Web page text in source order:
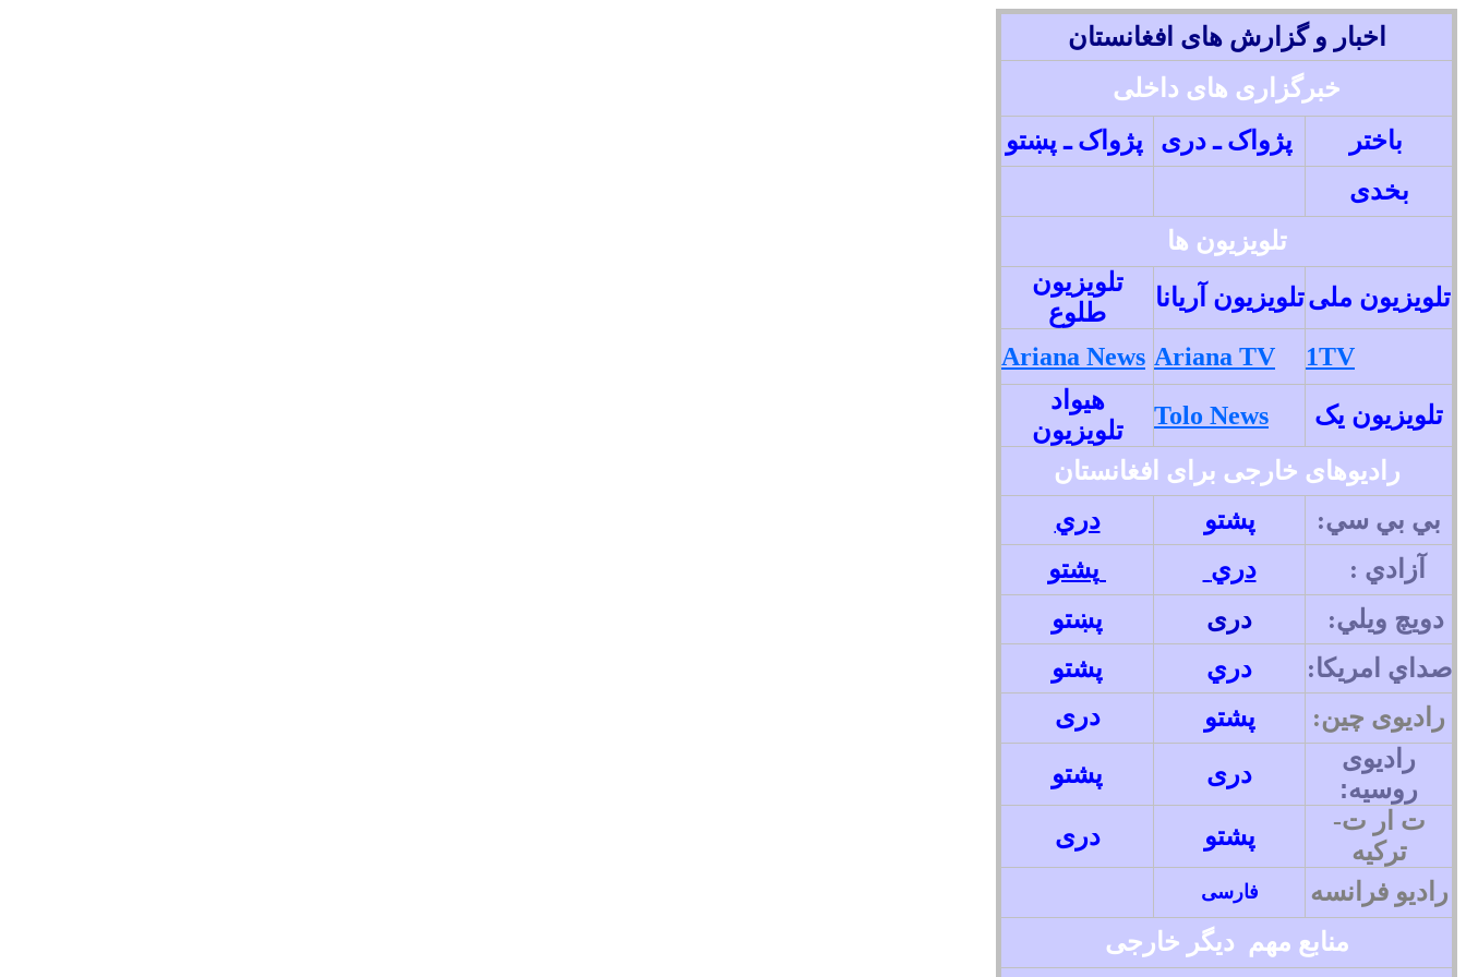
اخبار و گزارش های افغانستان
خبرگزاری های داخلی
پژواک ـ پښتو
پژواک ـ دری
باختر
بخدی
تلویزیون ها
تلویزیون
طلوع
تلویزیون آریاناتلویزیون ملی
Ariana News Ariana TV
1TV
هیواد
تلویزیون
Tolo News
تلویزیون یک
رادیوهای خارجی برای افغانستان
دري پشتو بي بي سي:
پشتو
دري آزادي :
پښتو
دری
دويچ ويلي:
پشتو
دري صداي امريکا:
دری
پشتو
رادیوی چین:
پشتو
دری
رادیوی
روسیه:
دری پشتو
ت ار ت-
ترکیه
فارسی
رادیو فرانسه
منابع مهم دیگر خارجی